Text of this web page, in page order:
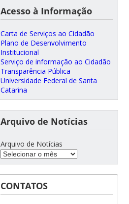
Acesso à Informação
Carta de Serviços ao Cidadão
Plano de Desenvolvimento
Institucional
Serviço de informação ao Cidadão
Transparência Pública
Universidade Federal de Santa
Catarina
Arquivo de Notícias
Arquivo de Notícias
CONTATOS